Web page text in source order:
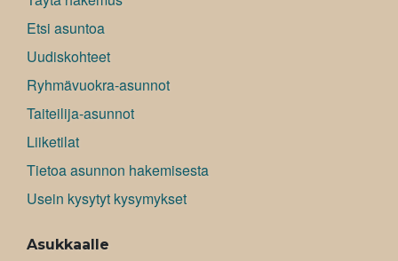
Etsi asuntoa
Uudiskohteet
Ryhmävuokra-asunnot
Taiteilija-asunnot
Liiketilat
Tietoa asunnon hakemisesta
Usein kysytyt kysymykset
Asukkaalle